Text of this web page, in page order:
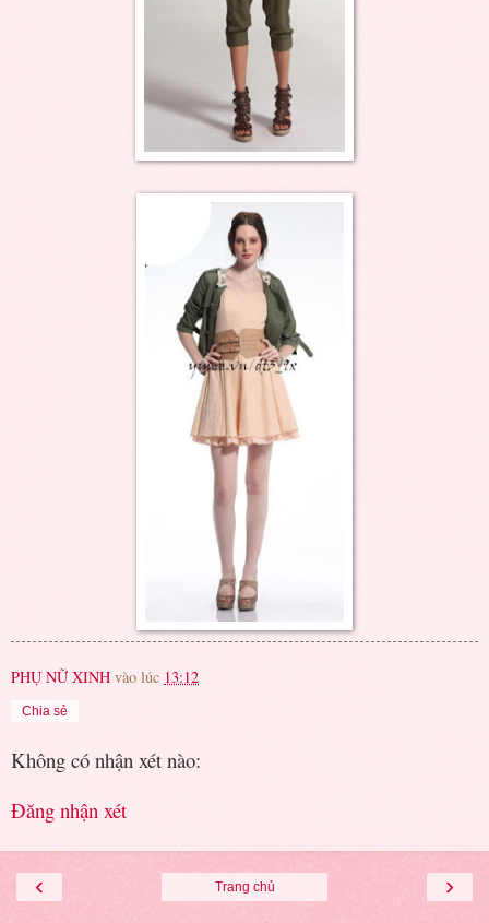
PHỤ NỮ XINH vào lúc 13:12
Chia sẻ
Không có nhận xét nào:
Đăng nhận xét
‹ ›
Trang chủ